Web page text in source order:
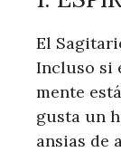
El
Incluso si
mente
gusta un
ansias de